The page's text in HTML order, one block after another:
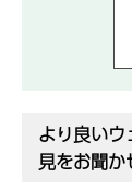
より良い
見をお聞か